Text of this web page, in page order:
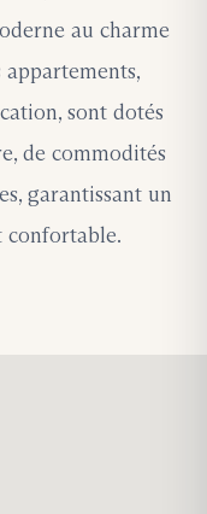
au charme
sont dotés
de commodités
garantissant un
confortable.